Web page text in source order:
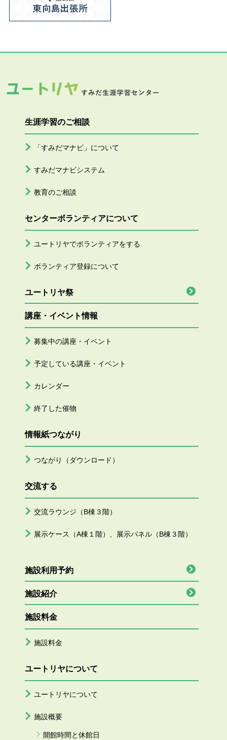
生涯学習のご相談
「すみだマナビ」について
すみだマナビシステム
教育のご相談
センターボランティアについて
ユートリヤでボランティアをする
ボランティア登録について
ユートリヤ祭
講座・イベント情報
募集中の講座・イベント
予定している講座・イベント
カレンダー
終了した催物
情報紙つながり
つながり（ダウンロード）
交流する
交流ラウンジ（B棟３階）
展示ケース（A棟１階）、展示パネル（B棟３階）
施設利用予約
施設紹介
施設料金
施設料金
ユートリヤについて
ユートリヤについて
施設概要
開館時間と休館日